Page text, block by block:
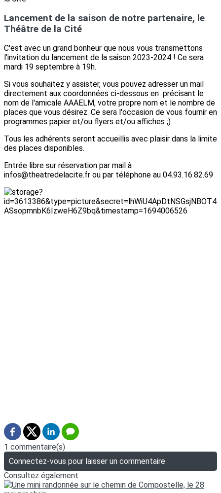
Lancement de la saison de notre partenaire, le
Théâtre de la Cité
C'est avec un grand bonheur que nous vous transmettons
l'invitation du lancement de la saison 2023-2024 ! Ce sera
mardi 19 septembre à 19h.
Si vous souhaitez y assister, vous pouvez adresser un mail
directement aux coordonnées ci-dessous en précisant le
nom de l'amicale AAAELM, votre propre nom et le nombre de
places que vous désirez. Ce sera l'occasion de vous fournir en
programmes papier et/ou flyers et/ou affiches ;)
Tous les adhérents seront accueillis avec plaisir dans la limite
des places disponibles.
Entrée libre sur réservation par mail à
infos@theatredelacite.fr ou par téléphone au 04.93.16.82.69
1 commentaire(s)
Connectez-vous pour laisser un commentaire
Consultez également